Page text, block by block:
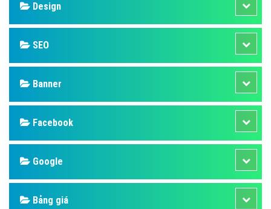
Design
SEO
Banner
Facebook
Google
Bảng giá